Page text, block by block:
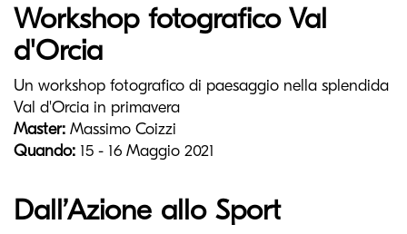
Workshop fotografico Val
d'Orcia
Un workshop fotografico di paesaggio nella splendida
Val d'Orcia in primavera
Master: Massimo Coizzi
Quando: 15 - 16 Maggio 2021
Dall’Azione allo Sport